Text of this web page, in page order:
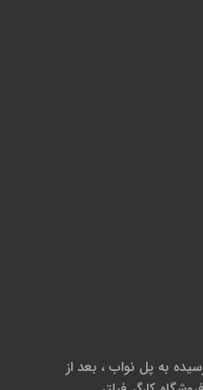
به پل نواب ، بعد از